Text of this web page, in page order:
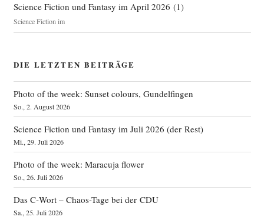
Science Fiction und Fantasy im April 2026 (1)
Science Fiction im
DIE LETZTEN BEITRÄGE
Photo of the week: Sunset colours, Gundelfingen
So., 2. August 2026
Science Fiction und Fantasy im Juli 2026 (der Rest)
Mi., 29. Juli 2026
Photo of the week: Maracuja flower
So., 26. Juli 2026
Das C‑Wort – Chaos-Tage bei der CDU
Sa., 25. Juli 2026